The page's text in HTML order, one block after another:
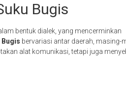
Bugis
bentuk dialek, yang mencerminkan
Bugis bervariasi antar daerah, masing-
alat komunikasi, tetapi juga